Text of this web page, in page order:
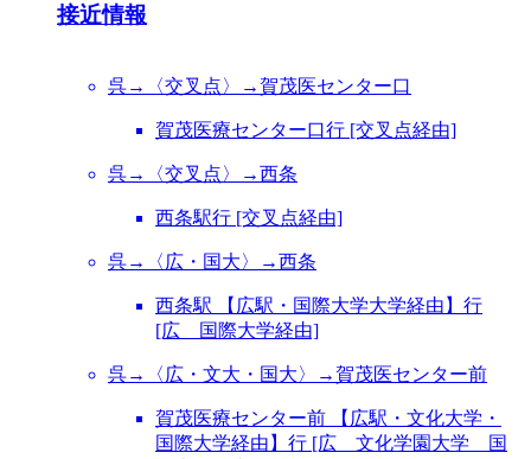
接近情報
呉→〈交叉点〉→賀茂医センター口
賀茂医療センター口行 [交叉点経由]
呉→〈交叉点〉→西条
西条駅行 [交叉点経由]
呉→〈広・国大〉→西条
西条駅 【広駅・国際大学大学経由】行
[広 国際大学経由]
呉→〈広・文大・国大〉→賀茂医センター前
賀茂医療センター前 【広駅・文化大学・
国際大学経由】行 [広 文化学園大学 国